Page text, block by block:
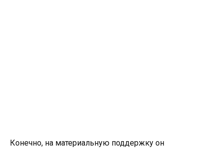
Конечно, на материальную поддержку он